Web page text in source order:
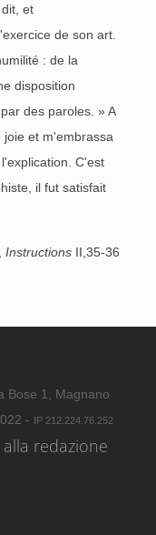
et
de son art.
: de la
disposition
des paroles. » A
et m'embrassa
C'est
il fut satisfait
Instructions II,35-36
Bose 1, Magnano
- IP 212.224.76.252
alla redazione